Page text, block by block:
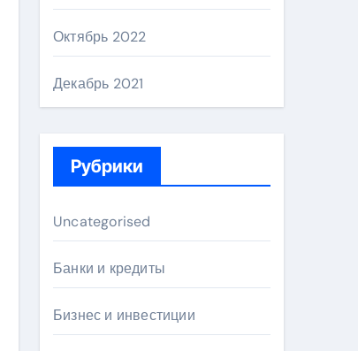
Октябрь 2022
Декабрь 2021
Рубрики
Uncategorised
Банки и кредиты
Бизнес и инвестиции